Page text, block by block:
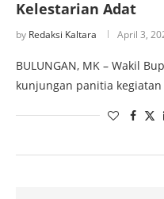
Kelestarian Adat
by Redaksi Kaltara April 3,
BULUNGAN, MK – Wakil
kunjungan panitia